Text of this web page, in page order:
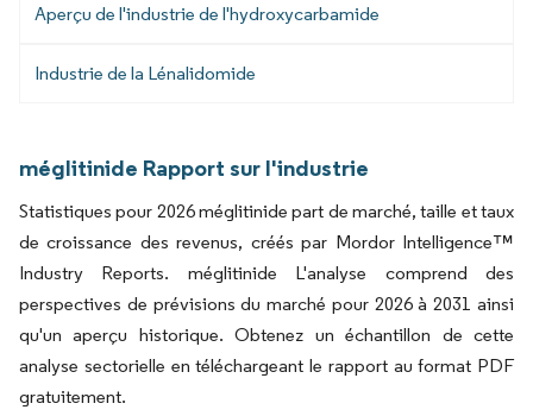
Aperçu de l'industrie de l'hydroxycarbamide
Industrie de la Lénalidomide
méglitinide Rapport sur l'industrie
Statistiques pour 2026 méglitinide part de marché, taille et taux
de croissance des revenus, créés par Mordor Intelligence™
Industry Reports. méglitinide L'analyse comprend des
perspectives de prévisions du marché pour 2026 à 2031 ainsi
qu'un aperçu historique. Obtenez un échantillon de cette
analyse sectorielle en téléchargeant le rapport au format PDF
gratuitement.